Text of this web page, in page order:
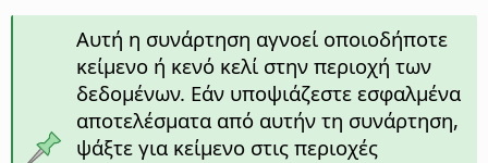
Αυτή η συνάρτηση αγνοεί οποιοδήποτε
κείμενο ή κενό κελί στην περιοχή των
δεδομένων. Εάν υποψιάζεστε εσφαλμένα
αποτελέσματα από αυτήν τη συνάρτηση,
ψάξτε για κείμενο στις περιοχές